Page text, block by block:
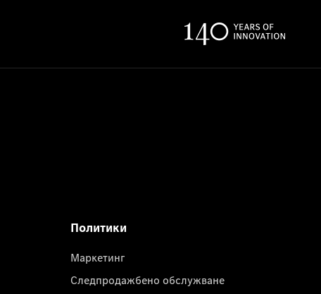
Политики
Маркетинг
Следпродажбено обслужване